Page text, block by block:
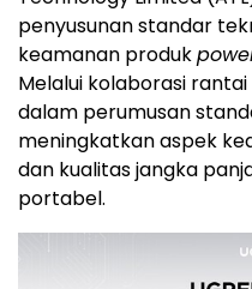
penyusunan standar
keamanan produk
Melalui kolaborasi
dalam perumusan
meningkatkan aspek
dan kualitas jangka
portabel.